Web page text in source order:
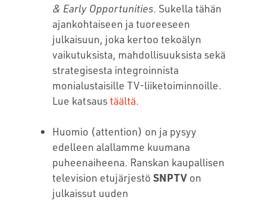
& Early Opportunities. Sukella tähän
ajankohtaiseen ja tuoreeseen
julkaisuun, joka kertoo tekoälyn
vaikutuksista, mahdollisuuksista sekä
strategisesta integroinnista
monialustaisille TV-liiketoiminnoille.
Lue katsaustäältä.
Huomio (attention) on ja pysyy
edelleen alallamme kuumana
puheenaiheena. Ranskan kaupallisen
television etujärjestö SNPTV on
julkaissut uuden